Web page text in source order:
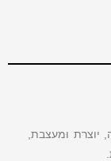
יוצרת ומעצבת,